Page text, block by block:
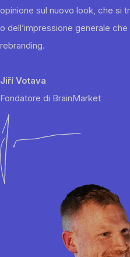
opinione sul nuovo look, che si
o dell’impressione generale
rebranding.
Jiří Votava
Fondatore di BrainMarket